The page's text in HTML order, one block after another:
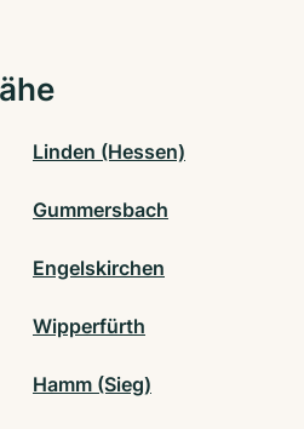
Linden (Hessen)
Gummersbach
Engelskirchen
Wipperfürth
Hamm (Sieg)